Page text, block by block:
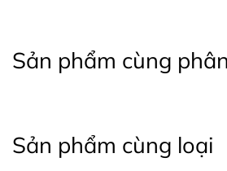
Sản phẩm cùng
Sản phẩm cùng loại